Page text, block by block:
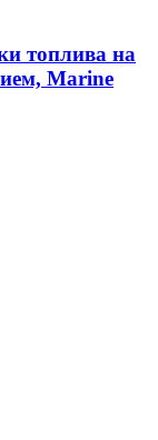
топлива на
Marine